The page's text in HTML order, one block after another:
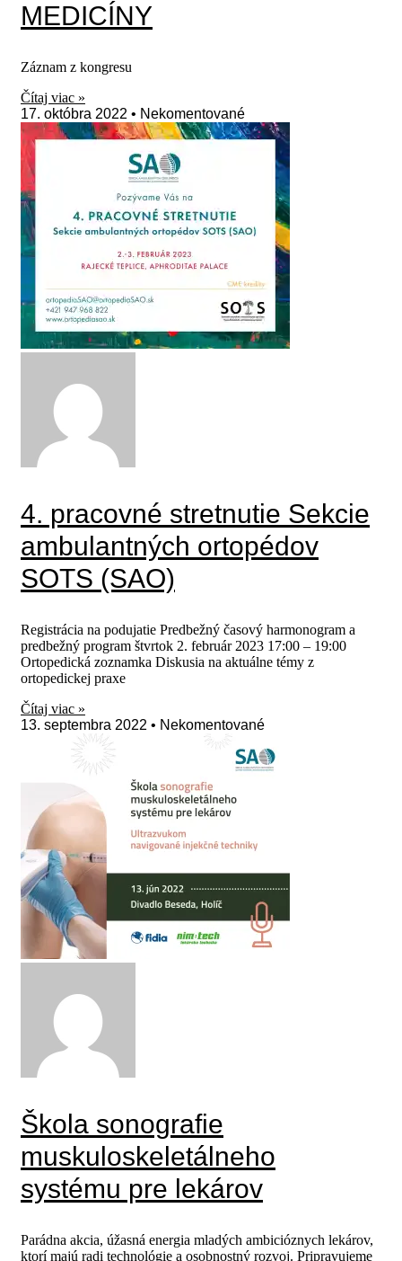
MEDICÍNY
Záznam z kongresu
Čítaj viac »
17. októbra 2022
Nekomentované
4. pracovné stretnutie Sekcie
ambulantných ortopédov
SOTS (SAO)
Registrácia na podujatie Predbežný časový harmonogram a
predbežný program štvrtok 2. február 2023 17:00 – 19:00
Ortopedická zoznamka Diskusia na aktuálne témy z
ortopedickej praxe
Čítaj viac »
13. septembra 2022
Nekomentované
Škola sonografie
muskuloskeletálneho
systému pre lekárov
Parádna akcia, úžasná energia mladých ambicióznych lekárov,
ktorí majú radi technológie a osobnostný rozvoj. Pripravujeme